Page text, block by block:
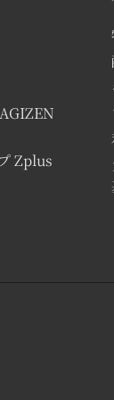
Zplus